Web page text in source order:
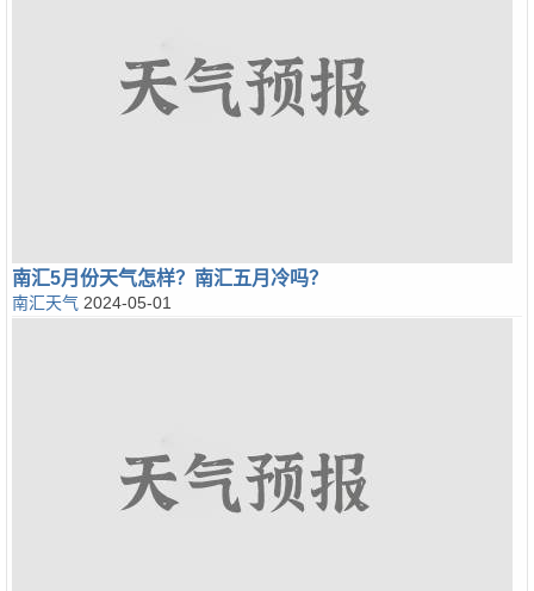
南汇5月份天气怎样？南汇五月冷吗？
南汇天气 2024-05-01